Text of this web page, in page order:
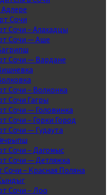
Сочи
Сочи – Алахадцы
Сочи — Аше
Сочи — Вардане
Сочи – Волконка
Сочи Гагры
Сочи — Головинка
Сочи – Горки Город
Сочи — Гудаута
Сочи – Дагомыс
Сочи — Детляжка
Сочи – Красная Поляна
Сочи – Лоо